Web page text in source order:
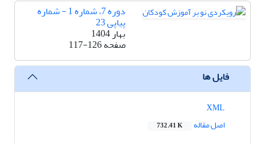
دوره 7، شماره 1 - شماره
پیاپی 23
بهار 1404
صفحه117-126
فایل ها
اصل مقاله
732.41 K